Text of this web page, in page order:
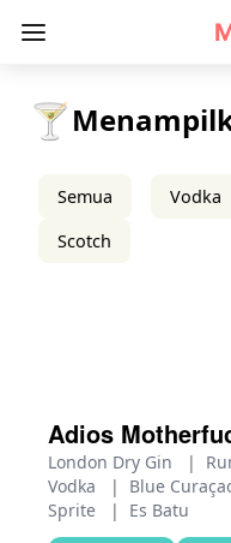
🍸
Semua Vodka
Scotch
Adios
London Dry Gin |
Vodka
| Blue
Sprite
| Es Batu